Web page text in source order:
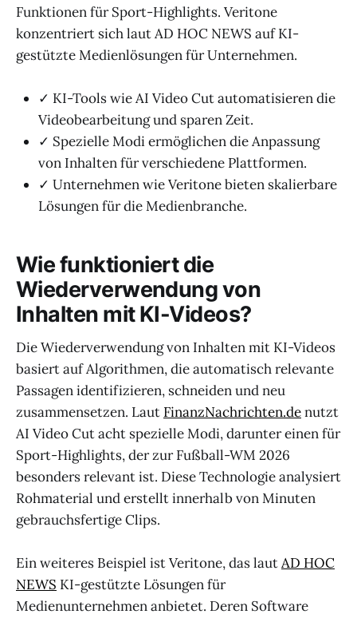
Funktionen für Sport-Highlights. Veritone
konzentriert sich laut AD HOC NEWS auf KI-
gestützte Medienlösungen für Unternehmen.
✓ KI-Tools wie AI Video Cut automatisieren die
Videobearbeitung und sparen Zeit.
✓ Spezielle Modi ermöglichen die Anpassung
von Inhalten für verschiedene Plattformen.
✓ Unternehmen wie Veritone bieten skalierbare
Lösungen für die Medienbranche.
Wie funktioniert die
Wiederverwendung von
Inhalten mit KI-Videos?
Die Wiederverwendung von Inhalten mit KI-Videos
basiert auf Algorithmen, die automatisch relevante
Passagen identifizieren, schneiden und neu
zusammensetzen. Laut FinanzNachrichten.denutzt
AI Video Cut acht spezielle Modi, darunter einen für
Sport-Highlights, der zur Fußball-WM 2026
besonders relevant ist. Diese Technologie analysiert
Rohmaterial und erstellt innerhalb von Minuten
gebrauchsfertige Clips.
Ein weiteres Beispiel ist Veritone, das lautAD HOC
NEWS KI-gestützte Lösungen für
Medienunternehmen anbietet. Deren Software